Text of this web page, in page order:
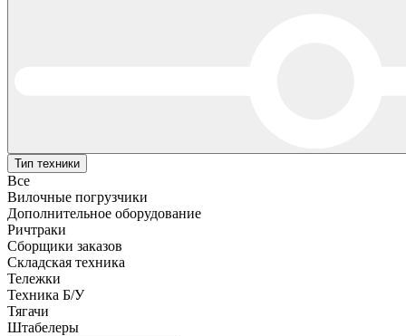
Тип техники
Все
Вилочные погрузчики
Дополнительное оборудование
Ричтраки
Сборщики заказов
Складская техника
Тележки
Техника Б/У
Тягачи
Штабелеры